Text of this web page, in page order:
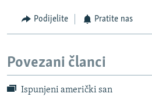
SVE KARTE DEJTONA
Podijelite Pratite nas
Povezani članci
Ispunjeni američki san